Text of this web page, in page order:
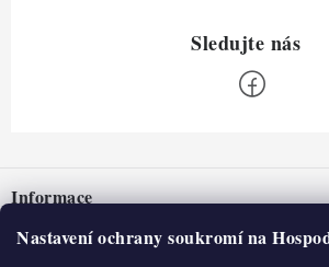
Nastavení ochrany soukromí na
pInformace
Nepřevzetí zásilky na dobírku
O nás